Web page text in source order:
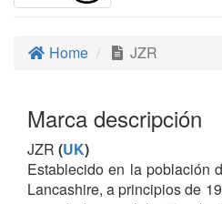
Home JZR
Marca descripción
JZR (UK)
Establecido en la población
Lancashire, a principios de